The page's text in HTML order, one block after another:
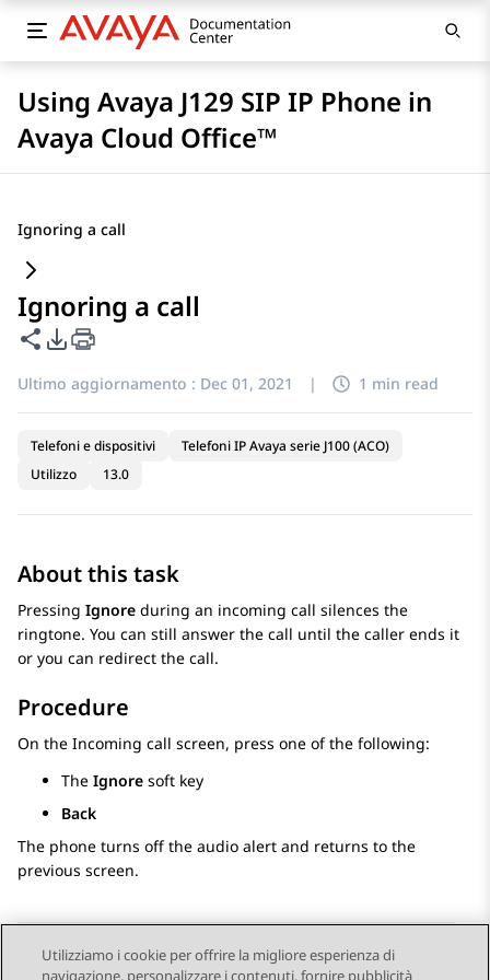
Using Avaya J129 SIP IP Phone in
Avaya Cloud Office™
Ignoring a call
Ignoring a call
Condividi questa pagina
Opzioni di esportazione PDF
Ultimo aggiornamento : Dec 01, 2021 | 1 min read
Telefoni e dispositivi
Telefoni IP Avaya serie J100 (ACO)
Utilizzo
13.0
About this task
Pressing Ignore during an incoming call silences the
ringtone. You can still answer the call until the caller ends it
or you can redirect the call.
Procedure
On the Incoming call screen, press one of the following:
The Ignore soft key
Back
The phone turns off the audio alert and returns to the
previous screen.
Utilizziamo i cookie per offrire la migliore esperienza di
navigazione, personalizzare i contenuti, fornire pubblicità